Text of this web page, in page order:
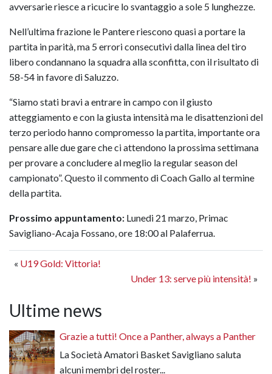
avversarie riesce a ricucire lo svantaggio a sole 5 lunghezze.
Nell’ultima frazione le Pantere riescono quasi a portare la
partita in parità, ma 5 errori consecutivi dalla linea del tiro
libero condannano la squadra alla sconfitta, con il risultato di
58-54 in favore di Saluzzo.
“Siamo stati bravi a entrare in campo con il giusto
atteggiamento e con la giusta intensità ma le disattenzioni del
terzo periodo hanno compromesso la partita, importante ora
pensare alle due gare che ci attendono la prossima settimana
per provare a concludere al meglio la regular season del
campionato”. Questo il commento di Coach Gallo al termine
della partita.
Prossimo appuntamento: Lunedi 21 marzo, Primac
Savigliano-Acaja Fossano, ore 18:00 al Palaferrua.
« U19 Gold: Vittoria!
Under 13: serve più intensità! »
Ultime news
Grazie a tutti! Once a Panther, always a Panther
La Società Amatori Basket Savigliano saluta
alcuni membri del roster...